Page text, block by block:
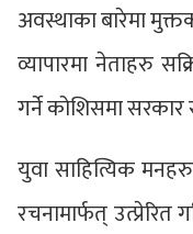
अवस्थाका बारेमा
व्यापारमा नेताहरु
गर्ने कोशिसमा
युवा साहित्यिक
रचनामार्फत्